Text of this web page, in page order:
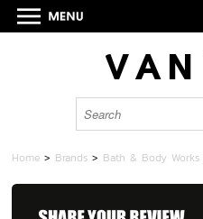
Home > Brands > Bath & Body Works